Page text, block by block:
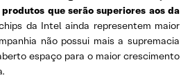
que serão superiores aos da
da Intel ainda representem maior
não possui mais a supremacia
espaço para o maior crescimento